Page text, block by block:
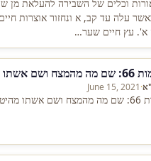
האורות וכלים של השבירה להעלאת מן
עלה עד קב, א ונחזור אוצרות
א'. עץ חיים שער…
·
June 15, 2021